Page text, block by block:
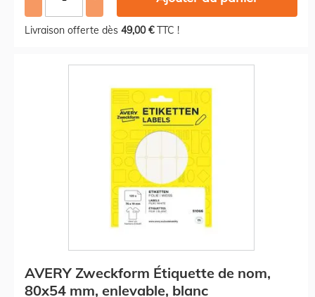
Livraison offerte dès 49,00 €TTC !
AVERY Zweckform Étiquette de nom,
80x54 mm, enlevable, blanc